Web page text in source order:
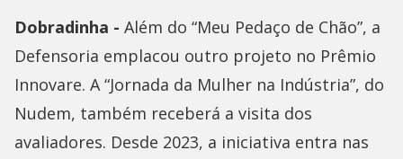
Dobradinha - Além do “Meu Pedaço de Chão”, a
Defensoria emplacou outro projeto no Prêmio
Innovare. A “Jornada da Mulher na Indústria”, do
Nudem, também receberá a visita dos
avaliadores. Desde 2023, a iniciativa entra nas